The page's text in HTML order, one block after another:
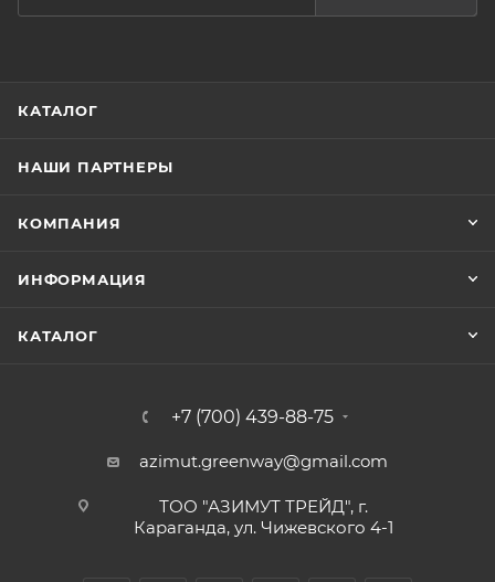
КАТАЛОГ
НАШИ ПАРТНЕРЫ
КОМПАНИЯ
ИНФОРМАЦИЯ
КАТАЛОГ
+7 (700) 439-88-75
azimut.greenway@gmail.com
ТОО "АЗИМУТ ТРЕЙД", г.
Караганда, ул. Чижевского 4-1